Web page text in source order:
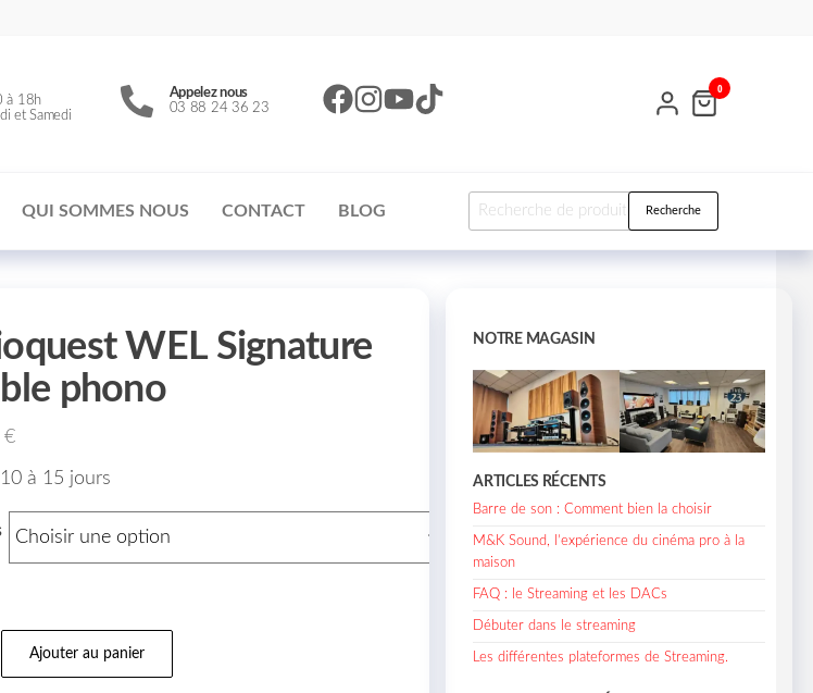
à 18h
et Samedi
Appelez nous
03 88 24 36 23
0
QUI SOMMES NOUS CONTACT BLOG Recherche
WEL Signature
phono
€
à 15 jours
Ajouter au panier
NOTRE MAGASIN
ARTICLES RÉCENTS
Barre de son : Comment bien la choisir
M&K Sound, l’expérience du cinéma pro à la
maison
FAQ : le Streaming et les DACs
Débuter dans le streaming
Les différentes plateformes de Streaming.